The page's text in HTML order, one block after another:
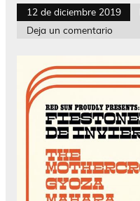
12 de diciembre 2019
Deja un comentario